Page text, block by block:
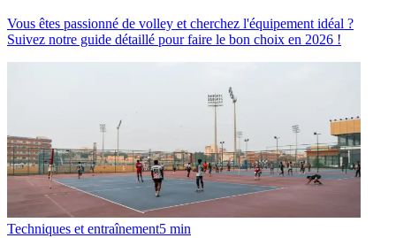
Vous êtes passionné de volley et cherchez l'équipement idéal ?
Suivez notre guide détaillé pour faire le bon choix en 2026 !
Techniques et entraînement5 min